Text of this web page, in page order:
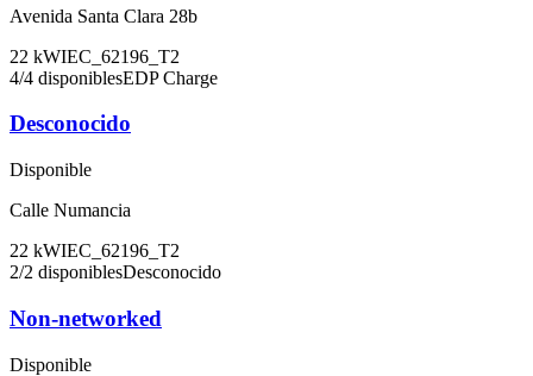
Avenida Santa Clara 28b
22 kWIEC_62196_T2
4/4 disponiblesEDP Charge
Desconocido
Disponible
Calle Numancia
22 kWIEC_62196_T2
2/2 disponiblesDesconocido
Non-networked
Disponible